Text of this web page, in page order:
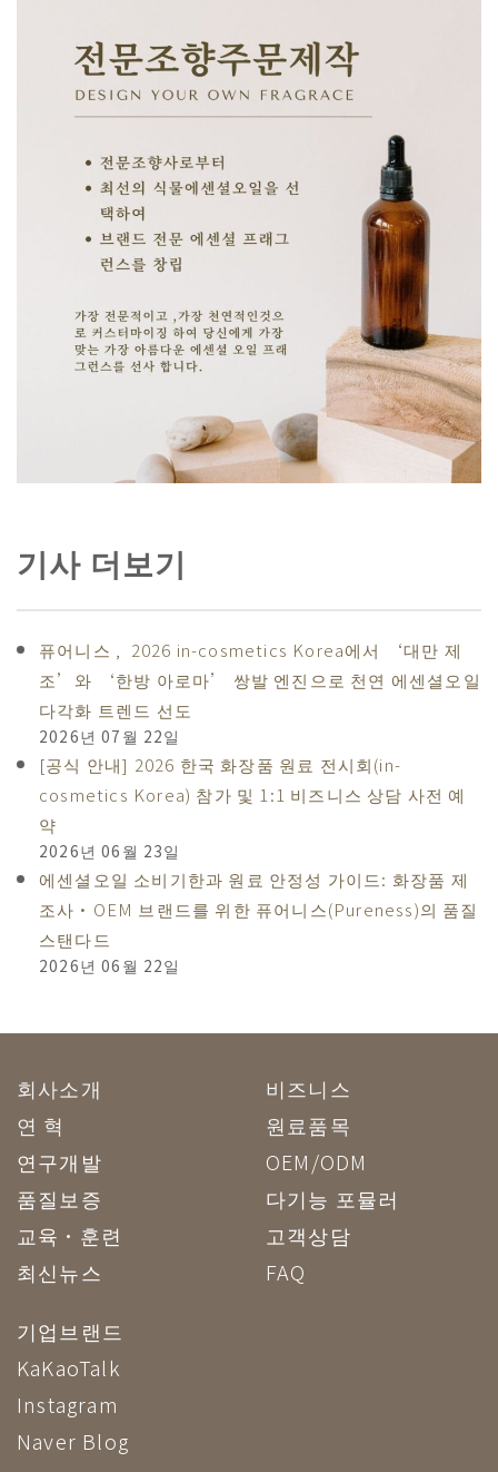
기사 더보기
퓨어니스 , 2026 in-cosmetics Korea에서 ‘대만 제
조’와 ‘한방 아로마’ 쌍발 엔진으로 천연 에센셜오일
다각화 트렌드 선도
2026년 07월 22일
[공식 안내] 2026 한국 화장품 원료 전시회(in-
cosmetics Korea) 참가 및 1:1 비즈니스 상담 사전 예
약
2026년 06월 23일
에센셜오일 소비기한과 원료 안정성 가이드: 화장품 제
조사·OEM 브랜드를 위한 퓨어니스(Pureness)의 품질
스탠다드
2026년 06월 22일
회사소개
연 혁
연구개발
품질보증
교육·훈련
최신뉴스
비즈니스
원료품목
OEM/ODM
다기능 포뮬러
고객상담
FAQ
기업브랜드
KaKaoTalk
Instagram
Naver Blog